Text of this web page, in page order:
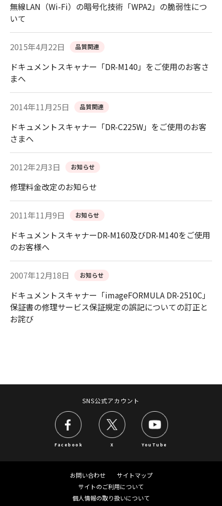
無線LAN（Wi-Fi）の暗号化技術「WPA2」の脆弱性につ
いて
2015年4月22日 品質関連
ドキュメントスキャナー「DR-M140」をご使用のお客さ
まへ
2014年11月25日 品質関連
ドキュメントスキャナー「DR-C225W」をご使用のお客
さまへ
2012年2月3日 お知らせ
修理料金改定のお知らせ
2011年11月9日 お知らせ
ドキュメントスキャナーDR-M160及びDR-M140をご使用
のお客様へ
2007年12月18日 お知らせ
ドキュメントスキャナー「imageFORMULA DR-2510C」
保証書の修理サービス保証規定の誤記についての訂正と
お詫び
SNS公式アカウント
Facebook X YouTube
お問い合わせ
サイトマップ
サイトのご利用について
個人情報の取り扱いについて